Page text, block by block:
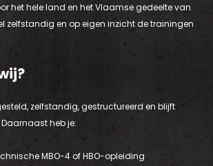
het hele land en het Vlaamse gedeelte van
zelfstandig en op eigen inzicht de trainingen
zelfstandig, gestructureerd en blijft
heb je:
MBO-4 of HBO-opleiding